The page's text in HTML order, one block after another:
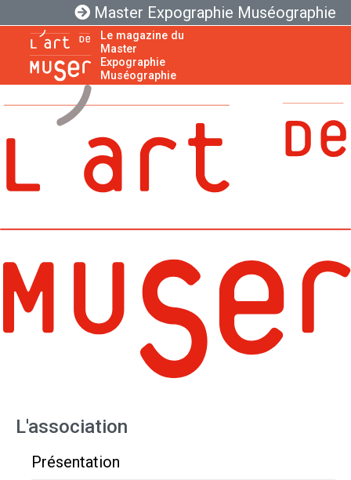
Master Expographie Muséographie
Le magazine du
Master
Expographie
Muséographie
L'association
Présentation